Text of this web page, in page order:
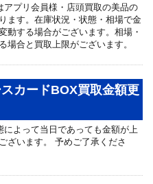
プリ会員様・店頭買取の美品の
ます。在庫状況・状態・相場で金
動する場合がございます。相場・
場合と買取上限がございます。
カードBOX買取金額更
よって当日であっても金額が上
ざいます。 予めご了承くださ